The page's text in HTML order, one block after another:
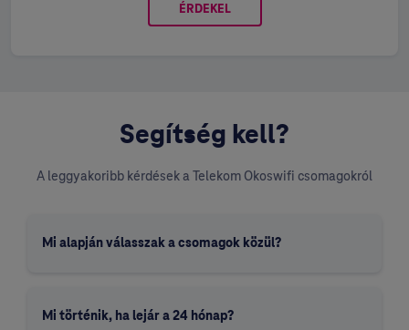
ÉRDEKEL
Segítség kell?
A leggyakoribb kérdések a Telekom Okoswifi csomagokról
Mi alapján válasszak a csomagok közül?
Mi történik, ha lejár a 24 hónap?